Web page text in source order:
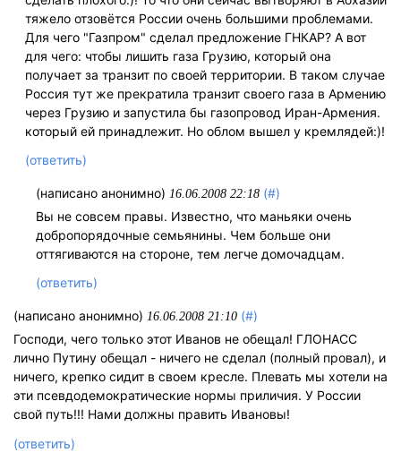
тяжело отзовётся России очень большими проблемами.
Для чего "Газпром" сделал предложение ГНКАР? А вот
для чего: чтобы лишить газа Грузию, который она
получает за транзит по своей территории. В таком случае
Россия тут же прекратила транзит своего газа в Армению
через Грузию и запустила бы газопровод Иран-Армения.
который ей принадлежит. Но облом вышел у кремлядей:)!
(ответить)
(написано анонимно) 16.06.2008 22:18 (#)
Вы не совсем правы. Известно, что маньяки очень
добропорядочные семьянины. Чем больше они
оттягиваются на стороне, тем легче домочадцам.
(ответить)
(написано анонимно) 16.06.2008 21:10 (#)
Господи, чего только этот Иванов не обещал! ГЛОНАСС
лично Путину обещал - ничего не сделал (полный провал), и
ничего, крепко сидит в своем кресле. Плевать мы хотели на
эти псевдодемократические нормы приличия. У России
свой путь!!! Нами должны править Ивановы!
(ответить)